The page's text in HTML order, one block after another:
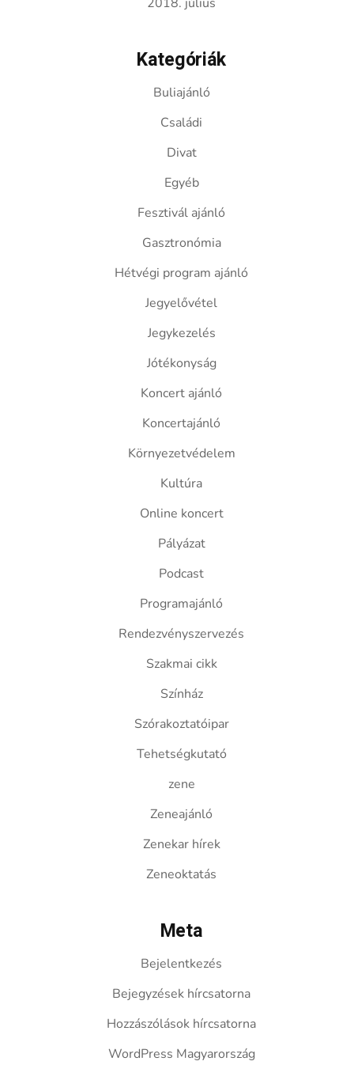
Kategóriák
Buliajánló
Családi
Divat
Egyéb
Fesztivál ajánló
Gasztronómia
Hétvégi program ajánló
Jegyelővétel
Jegykezelés
Jótékonyság
Koncert ajánló
Koncertajánló
Környezetvédelem
Kultúra
Online koncert
Pályázat
Podcast
Programajánló
Rendezvényszervezés
Szakmai cikk
Színház
Szórakoztatóipar
Tehetségkutató
zene
Zeneajánló
Zenekar hírek
Zeneoktatás
Meta
Bejelentkezés
Bejegyzések hírcsatorna
Hozzászólások hírcsatorna
WordPress Magyarország